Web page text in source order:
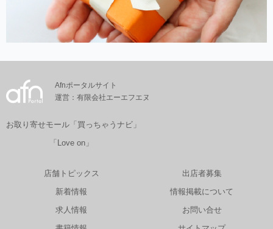
Afnポータルサイト
運営：有限会社エーエフエヌ
お取り寄せモール「買っちゃうナビ」
「Love on」
店舗トピックス
新着情報
求人情報
出店者募集
情報掲載について
お問い合せ